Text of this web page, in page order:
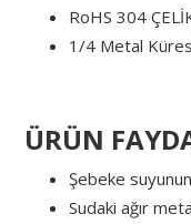
RoHS 304
1/4 Metal
ÜRÜN
Şebeke suyunun
Sudaki ağır